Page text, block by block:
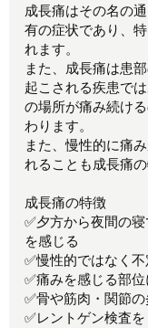
成長痛はその名の
有の症状であり、
れます。
また、成長痛は患
起こされる疾患で
の場所が痛み続け
わります。
また、慢性的に痛
れることも成長痛の
成長痛の特徴
✅夕方から夜間の
を感じる
✅慢性的ではなく
✅痛みを感じる部
✅骨や筋肉・関節
✅レントゲン検査